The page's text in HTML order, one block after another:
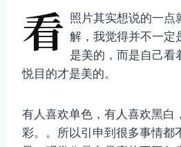
看 照片其实想说的一点
解，我觉得并不一定
是美的，而是自己看
悦目的才是美的。
有人喜欢单色，有人喜欢黑白
彩。。所以引申到很多事情都